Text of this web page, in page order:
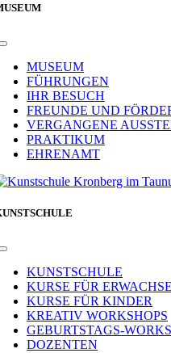
Toggle
NavigationMUSEUM
FÜHRUNGEN
IHR BESUCH
FREUNDE UND
VERGANGENE
PRAKTIKUM
EHRENAMT
Toggle
NavigationKUNSTSCHULE
KURSE FÜR
KURSE FÜR KINDER
KREATIV WORKSHOPS
GEBURTSTAGS-
DOZENTEN